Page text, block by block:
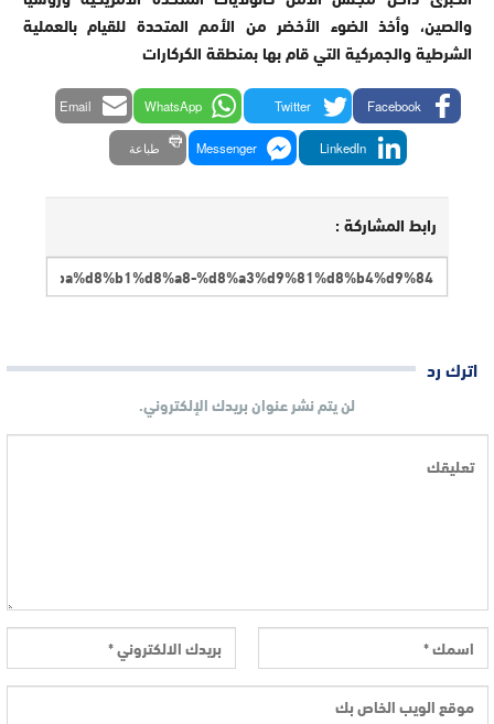
والصين، وأخذ الضوء الأخضر من الأمم المتحدة للقيام بالعملية
الشرطية والجمركية التي قام بها بمنطقة الكركارات
Facebook
Twitter
WhatsApp
Email
LinkedIn
Messenger طباعة
رابط المشاركة :
اترك رد
لن يتم نشر عنوان بريدك الإلكتروني.